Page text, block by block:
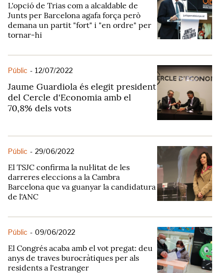
L'opció de Trias com a alcaldable de
Junts per Barcelona agafa força però
demana un partit "fort" i "en ordre" per
tornar-hi
Públic - 12/07/2022
Jaume Guardiola és elegit president
del Cercle d'Economia amb el
70,8% dels vots
Públic - 29/06/2022
El TSJC confirma la nul·litat de les
darreres eleccions a la Cambra
Barcelona que va guanyar la candidatura
de l'ANC
Públic - 09/06/2022
El Congrés acaba amb el vot pregat: deu
anys de traves burocràtiques per als
residents a l'estranger